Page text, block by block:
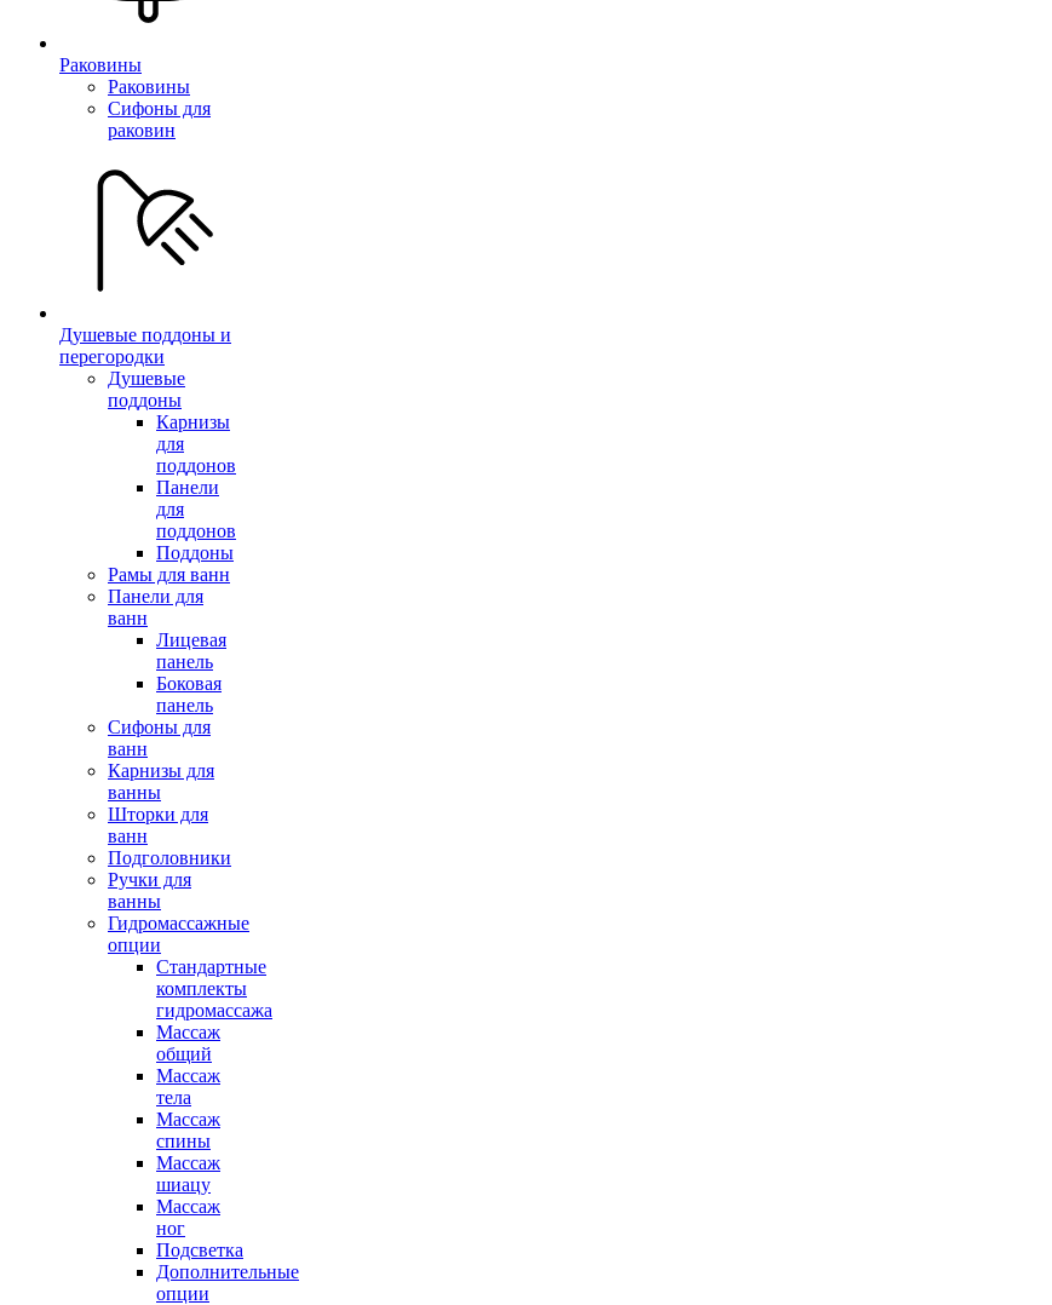
Раковины
Раковины
Сифоны для
раковин
Душевые поддоны и
перегородки
Душевые
поддоны
Карнизы
для
поддонов
Панели
для
поддонов
Поддоны
Рамы для ванн
Панели для
ванн
Лицевая
панель
Боковая
панель
Сифоны для
ванн
Карнизы для
ванны
Шторки для
ванн
Подголовники
Ручки для
ванны
Гидромассажные
опции
Стандартные
комплекты
гидромассажа
Массаж
общий
Массаж
тела
Массаж
спины
Массаж
шиацу
Массаж
ног
Подсветка
Дополнительные
опции